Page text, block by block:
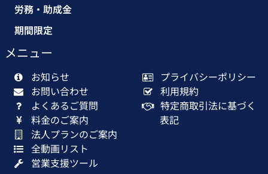
労務・助成金
期間限定
メニュー
お知らせ
お問い合わせ
よくあるご質問
料金のご案内
法人プランのご案内
全動画リスト
営業支援ツール
プライバシーポリシー
利用規約
特定商取引法に基づく
表記